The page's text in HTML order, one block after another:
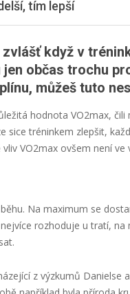
tím lepší
když v
občas trochu
můžeš tuto
hodnota VO2max,
sice tréninkem zlepšit,
VO2max ovšem není ve
Na maximum se
rozhoduje u tratí,
z výzkumů